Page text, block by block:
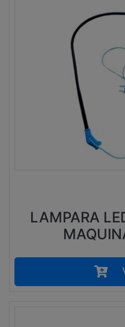
LAMPARA